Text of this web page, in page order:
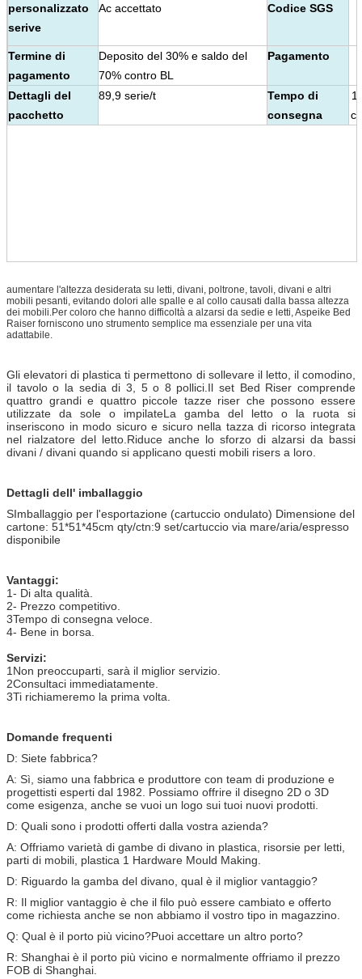
personalizzato
serive
Ac accettato Codice SGS
Termine di
pagamento
Deposito del 30% e saldo del
70% contro BL
Pagamento
Dettagli del
pacchetto
89,9 serie/t
Tempo di
consegna
aumentare l'altezza desiderata su letti, divani, poltrone, tavoli, divani e altri
mobili pesanti, evitando dolori alle spalle e al collo causati dalla bassa altezza
dei mobili.Per coloro che hanno difficoltà a alzarsi da sedie e letti, Aspeike Bed
Raiser forniscono uno strumento semplice ma essenziale per una vita
adattabile.
Gli elevatori di plastica ti permettono di sollevare il letto, il comodino,
il tavolo o la sedia di 3, 5 o 8 pollici.Il set Bed Riser comprende
quattro grandi e quattro piccole tazze riser che possono essere
utilizzate da sole o impilateLa gamba del letto o la ruota si
inseriscono in modo sicuro e sicuro nella tazza di ricorso integrata
nel rialzatore del letto.Riduce anche lo sforzo di alzarsi da bassi
divani / divani quando si applicano questi mobili risers a loro.
Dettagli dell' imballaggio
SImballaggio per l'esportazione (cartuccio ondulato) Dimensione del
cartone: 51*51*45cm qty/ctn:9 set/cartuccio via mare/aria/espresso
disponibile
Vantaggi:
1- Di alta qualità.
2- Prezzo competitivo.
3Tempo di consegna veloce.
4- Bene in borsa.
Servizi:
1Non preoccuparti, sarà il miglior servizio.
2Consultaci immediatamente.
3Ti richiameremo la prima volta.
Domande frequenti
D: Siete fabbrica?
A: Sì, siamo una fabbrica e produttore con team di produzione e
progettisti esperti dal 1982. Possiamo offrire il disegno 2D o 3D
come esigenza, anche se vuoi un logo sui tuoi nuovi prodotti.
D: Quali sono i prodotti offerti dalla vostra azienda?
A: Offriamo varietà di gambe di divano in plastica, risorsie per letti,
parti di mobili, plastica 1 Hardware Mould Making.
D: Riguardo la gamba del divano, qual è il miglior vantaggio?
R: Il miglior vantaggio è che il filo può essere cambiato e offerto
come richiesta anche se non abbiamo il vostro tipo in magazzino.
Q: Qual è il porto più vicino?Puoi accettare un altro porto?
R: Shanghai è il porto più vicino e normalmente offriamo il prezzo
FOB di Shanghai.